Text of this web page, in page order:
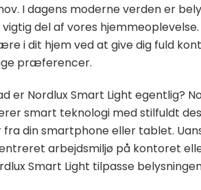
I dagens moderne verden er
vigtig del af vores
i dit hjem ved at give dig fuld
præferencer.
er Nordlux Smart Light egentlig?
smart teknologi med stilfuldt
fra din smartphone eller tablet.
arbejdsmiljø på kontoret
Smart Light tilpasse